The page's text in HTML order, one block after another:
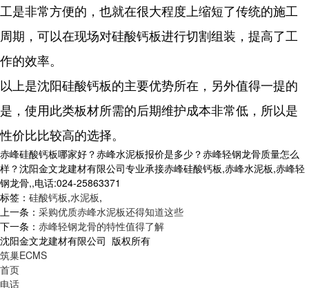
工是非常方便的，也就在很大程度上缩短了传统的施工
周期，可以在现场对硅酸钙板进行切割组装，提高了工
作的效率。
以上是沈阳硅酸钙板的主要优势所在，另外值得一提的
是，使用此类板材所需的后期维护成本非常低，所以是
性价比比较高的选择。
赤峰硅酸钙板哪家好？赤峰水泥板报价是多少？赤峰轻钢龙骨质量怎么
样？沈阳金文龙建材有限公司专业承接赤峰硅酸钙板,赤峰水泥板,赤峰轻
钢龙骨,,电话:024-25863371
标签： 硅酸钙板,水泥板,
上一条： 采购优质赤峰水泥板还得知道这些
下一条： 赤峰轻钢龙骨的特性值得了解
沈阳金文龙建材有限公司 版权所有
筑巢ECMS
首页
电话